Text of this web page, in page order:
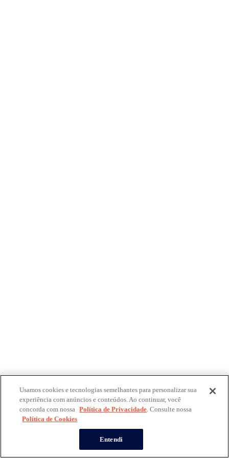
Usamos cookies e tecnologias semelhantes para personalizar sua
experiência com anúncios e conteúdos. Ao continuar, você
concorda com nossa Política de Privacidade. Consulte nossa
Política de Cookies
Entendi